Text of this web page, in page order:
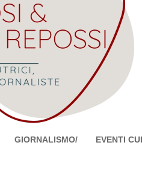
GIORNALISMO/ EVENTI